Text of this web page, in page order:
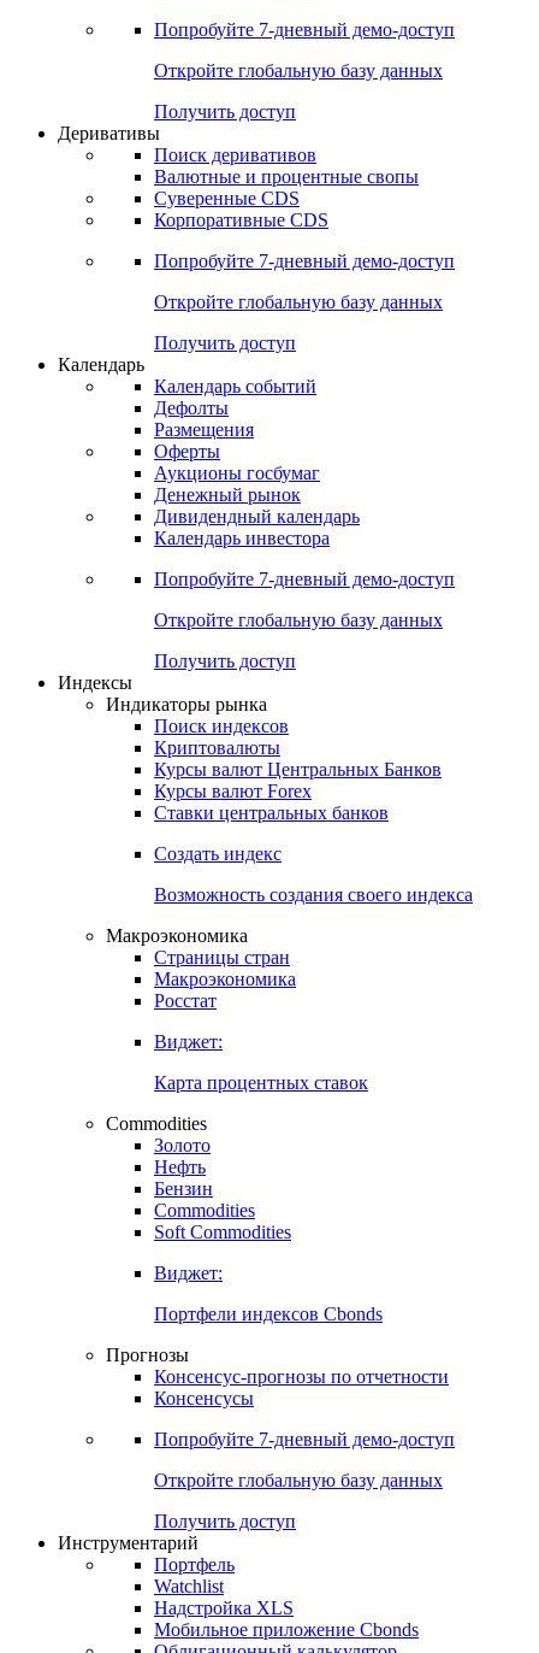
Попробуйте 7-дневный демо-доступ
Откройте глобальную базу данных
Получить доступ
Деривативы
Поиск деривативов
Валютные и процентные свопы
Суверенные CDS
Корпоративные CDS
Попробуйте 7-дневный демо-доступ
Откройте глобальную базу данных
Получить доступ
Календарь
Календарь событий
Дефолты
Размещения
Оферты
Аукционы госбумаг
Денежный рынок
Дивидендный календарь
Календарь инвестора
Попробуйте 7-дневный демо-доступ
Откройте глобальную базу данных
Получить доступ
Индексы
Индикаторы рынка
Поиск индексов
Криптовалюты
Курсы валют Центральных Банков
Курсы валют Forex
Ставки центральных банков
Создать индекс
Возможность создания своего индекса
Макроэкономика
Страницы стран
Макроэкономика
Росстат
Виджет:
Карта процентных ставок
Commodities
Золото
Нефть
Бензин
Commodities
Soft Commodities
Виджет:
Портфели индексов Cbonds
Прогнозы
Консенсус-прогнозы по отчетности
Консенсусы
Попробуйте 7-дневный демо-доступ
Откройте глобальную базу данных
Получить доступ
Инструментарий
Портфель
Watchlist
Надстройка XLS
Мобильное приложение Cbonds